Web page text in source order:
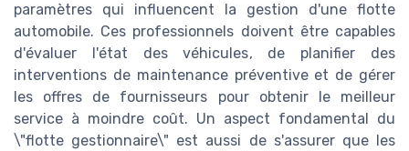
paramètres qui influencent la gestion d'une flotte
automobile. Ces professionnels doivent être capables
d'évaluer l'état des véhicules, de planifier des
interventions de maintenance préventive et de gérer
les offres de fournisseurs pour obtenir le meilleur
service à moindre coût. Un aspect fondamental du
\"flotte gestionnaire\" est aussi de s'assurer que les